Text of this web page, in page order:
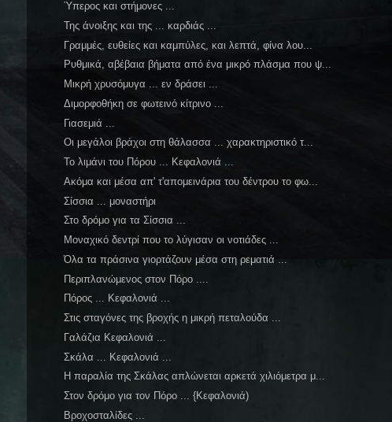
Ύπερος και στήμονες ...
Της άνοιξης και της ... καρδιάς ...
Γραμμές, ευθείες και καμπύλες, και λεπτά, φίνα λου...
Ρυθμικά, αβέβαια βήματα από ένα μικρό πλάσμα που ψ...
Μικρή χρυσόμυγα ... εν δράσει ...
Διμορφοθήκη σε φωτεινό κίτρινο ...
Γιασεμιά ...
Οι μεγάλοι βράχοι στη θάλασσα ... χαρακτηριστικό τ...
Το λιμάνι του Πόρου ... Κεφαλονιά ...
Ακόμα και μέσα απ' τ'απομεινάρια του δέντρου το φω...
Σίσσια ... μοναστήρι
Στο δρόμο για τα Σίσσια ...
Μοναχικό δεντρί που το λύγισαν οι νοτιάδες ...
Όλα τα πράσινα γιορτάζουν μέσα στη ρεματιά ...
Περιπλανώμενος στον Πόρο ....
Πόρος ... Κεφαλονιά ...
Στις σταγόνες της βροχής η μικρή πεταλούδα ...
Γαλάζια Κεφαλονιά ...
Σκάλα ... Κεφαλονιά ...
Η παραλία της Σκάλας απλώνεται αρκετά χιλιόμετρα μ...
Στον δρόμο για τον Πόρο ... {Κεφαλονιά)
Βροχοσταλίδες ...